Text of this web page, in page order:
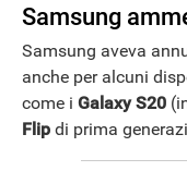
Samsung
Samsung aveva
anche per alcuni
come i Galaxy S20
Flip di prima